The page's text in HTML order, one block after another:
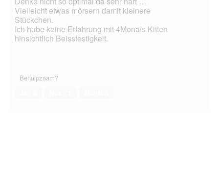
Vielleicht etwas mörsern damit kleinere
Stückchen.
Ich habe keine Erfahrung mit 4Monats Kitten
hinsichtlich Beissfestigkeit.
Behulpzaam?